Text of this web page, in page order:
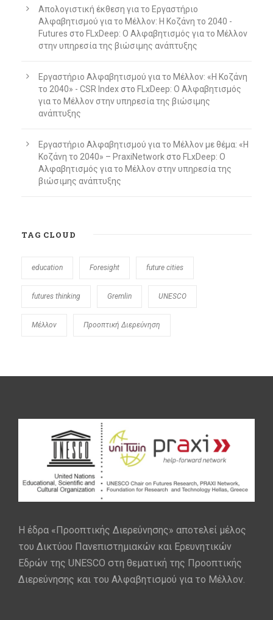
Απολογιστική έκθεση για το Εργαστήριο
Αλφαβητισμού για το Μέλλον: Η Κοζάνη το 2040 -
Futures στο FLxDeep: Ο Αλφαβητισμός για το Μέλλον
στην υπηρεσία της βιώσιμης ανάπτυξης
Εργαστήριο Αλφαβητισμού για το Μέλλον: «Η Κοζάνη
το 2040» - CSR Index στο FLxDeep: Ο Αλφαβητισμός
για το Μέλλον στην υπηρεσία της βιώσιμης
ανάπτυξης
Εργαστήριο Αλφαβητισμού για το Μέλλον με θέμα: «Η
Κοζάνη το 2040» – PraxiNetwork στο FLxDeep: Ο
Αλφαβητισμός για το Μέλλον στην υπηρεσία της
βιώσιμης ανάπτυξης
TAG CLOUD
education Foresight future cities
futures thinking Gremlin UNESCO
Μέλλον Προοπτική Διερεύνηση
Η έδρα «Προοπτικής Διερεύνησης» αποτελεί μέλος
του Δικτύου Πανεπιστημιακών και Ερευνητικών
Εδρών της UNESCO στη θεματική της Προοπτικής
Διερεύνησης και του Αλφαβητισμού για το Μέλλον.